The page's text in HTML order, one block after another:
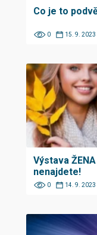
Co je to
0 15. 9. 2023
Výstava
nenajdete!
0 14. 9. 2023